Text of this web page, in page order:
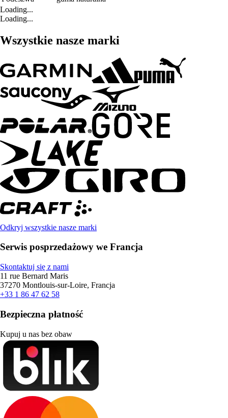
Loading...
Loading...
Wszystkie nasze marki
Odkryj wszystkie nasze marki
Serwis posprzedażowy we Francja
Skontaktuj się z nami
11 rue Bernard Maris
37270 Montlouis-sur-Loire, Francja
+33 1 86 47 62 58
Bezpieczna płatność
Kupuj u nas bez obaw